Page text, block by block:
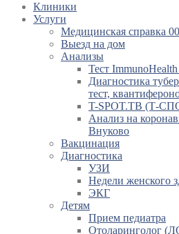
Клиники
Услуги
Медицинская справка
Выезд на дом
Анализы
Тест
Диагностика
тест,
T-SPOT.TB (Т-
Анализ на
Внуково
Вакцинация
Диагностика
УЗИ
Недели женского
ЭКГ
Детям
Прием педиатра
Отоларинголог